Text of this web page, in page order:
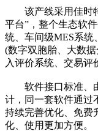
该产线采用佳时特
平台”，整个生态软
统、车间级MES系统
(数字双胞胎、大数
入评价系统、交易评
软件接口标准、由
计，同一套软件通过
持续完善优化、免费
化、使用更加方便。